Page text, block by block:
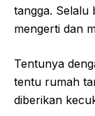
tangga. Selalu
mengerti dan
Tentunya
tentu rumah
diberikan